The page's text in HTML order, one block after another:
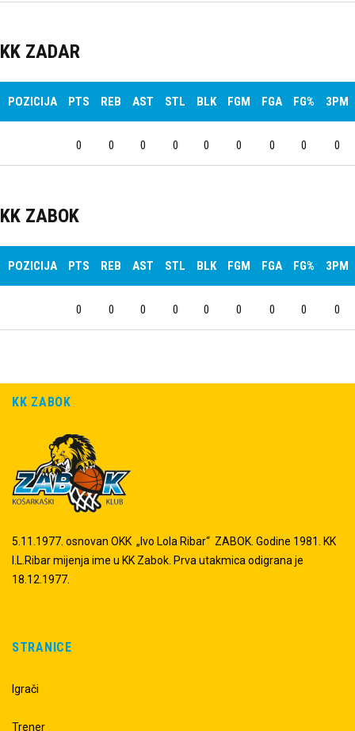
KK ZADAR
POZICIJA PTS REB AST STL BLK FGM FGA FG% 3PM
0 0 0 0 0 0 0 0 0
KK ZABOK
POZICIJA PTS REB AST STL BLK FGM FGA FG% 3PM
0 0 0 0 0 0 0 0 0
KK ZABOK
5.11.1977. osnovan OKK „Ivo Lola Ribar“ ZABOK. Godine 1981. KK
I.L.Ribar mijenja ime u KK Zabok. Prva utakmica odigrana je
18.12.1977.
STRANICE
Igrači
Trener